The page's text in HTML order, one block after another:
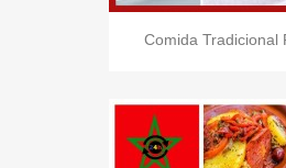
Comida Tradicional